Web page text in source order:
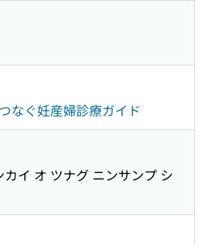
なぐ妊産婦診療ガイド
イ オ ツナグ ニンサンプ シ